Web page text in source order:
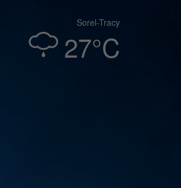
Sorel-Tracy
27°C